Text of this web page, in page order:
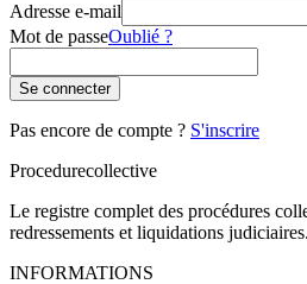
Adresse e-mail
Mot de passeOublié ?
Se connecter
Pas encore de compte ? S'inscrire
Procedurecollective
Le registre complet des procédures
redressements et liquidations judiciaires.
INFORMATIONS